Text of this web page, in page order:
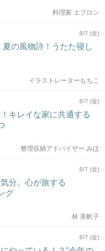
料理家 エプロン
8/7 (金)
夏の風物詩！うたた寝し
イラストレーターもちこ
8/7 (金)
キレイな家に共通する
整理収納アドバイザー みほ
8/7 (金)
分。心が旅する
グ
林 美帆子
8/7 (金)